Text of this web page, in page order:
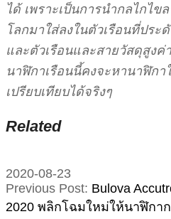
ได้ เพราะเป็นการนำกลไกไข
โลกมาใส่ลงในตัวเรือนที่ประ
และตัวเรือนและสายวัสดุสูงค่
นาฬิกาเรือนนี้คงจะหานาฬิก
เปรียบเทียบได้จริงๆ
Related
2020-08-23
Previous Post: Bulova
2020 พลิกโฉมใหม่ให้นาฬิกา